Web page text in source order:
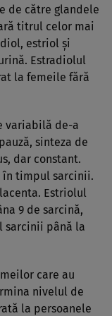
de către glandele
titrul celor mai
estriol şi
Estradiolul
la femeile fără
variabilă de-a
sinteza de
dar constant.
în timpul sarcinii.
Estriolul
9 de sarcină,
sarcinii până la
care au
nivelul de
la persoanele